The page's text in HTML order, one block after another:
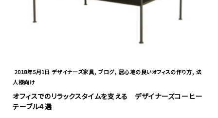
2018年5月1日 デザイナーズ家具,ブログ, 居心地の良いオフィスの作り方,法
人様向け
オフィスでのリラックスタイムを支える デザイナーズコーヒー
テーブル４選